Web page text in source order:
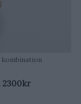
2300kr